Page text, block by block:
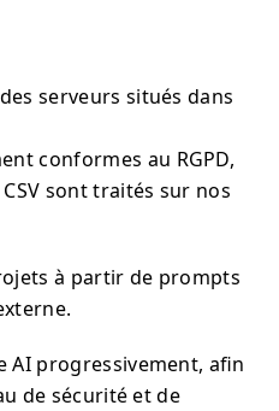
serveurs situés dans
conformes au RGPD,
sont traités sur nos
à partir de prompts
AI progressivement, afin
de sécurité et de